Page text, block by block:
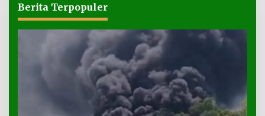
Berita Terpopuler